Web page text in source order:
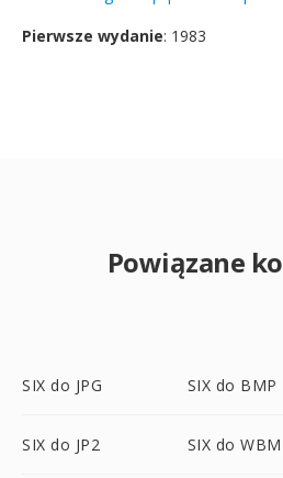
Pierwsze wydanie: 1983
Powiązane
SIX do JPG SIX do BMP
SIX do JP2 SIX do